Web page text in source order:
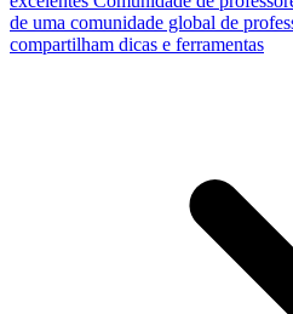
de uma comunidade global de
compartilham dicas e ferramentas